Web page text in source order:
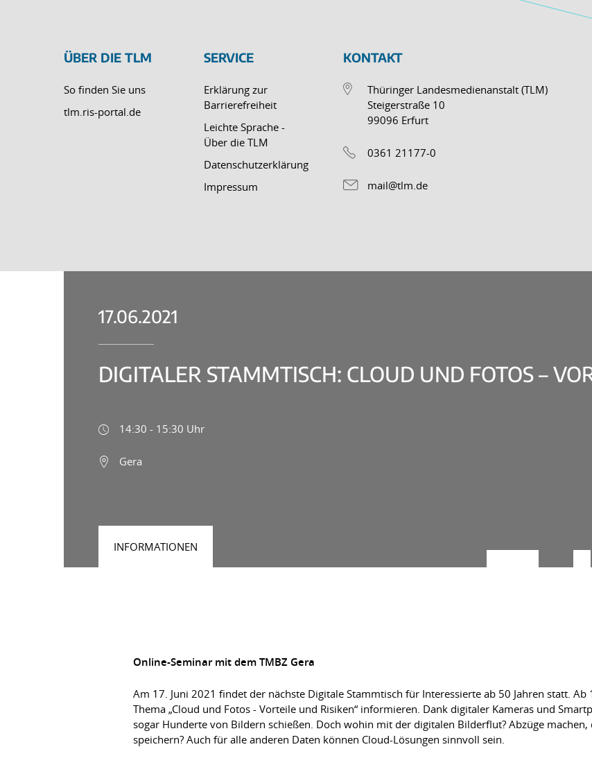
ÜBER DIE TLM
So finden Sie uns
tlm.ris-portal.de
SERVICE
Erklärung zur
Barrierefreiheit
Leichte Sprache -
Über die TLM
Datenschutzerklärung
Impressum
KONTAKT
Thüringer Landesmedienanstalt (TLM)
Steigerstraße 10
99096 Erfurt
0361 21177-0
mail@tlm.de
17.06.2021
DIGITALER STAMMTISCH: CLOUD UND FOTOS –
14:30 - 15:30 Uhr
Gera
INFORMATIONEN
Online-Seminar mit dem TMBZ Gera
Am 17. Juni 2021 findet der nächste Digitale Stammtisch für Interessierte ab 50 Jahren statt.
Thema „Cloud und Fotos - Vorteile und Risiken“ informieren. Dank digitaler Kameras und
sogar Hunderte von Bildern schießen. Doch wohin mit der digitalen Bilderflut? Abzüge
speichern? Auch für alle anderen Daten können Cloud-Lösungen sinnvoll sein.